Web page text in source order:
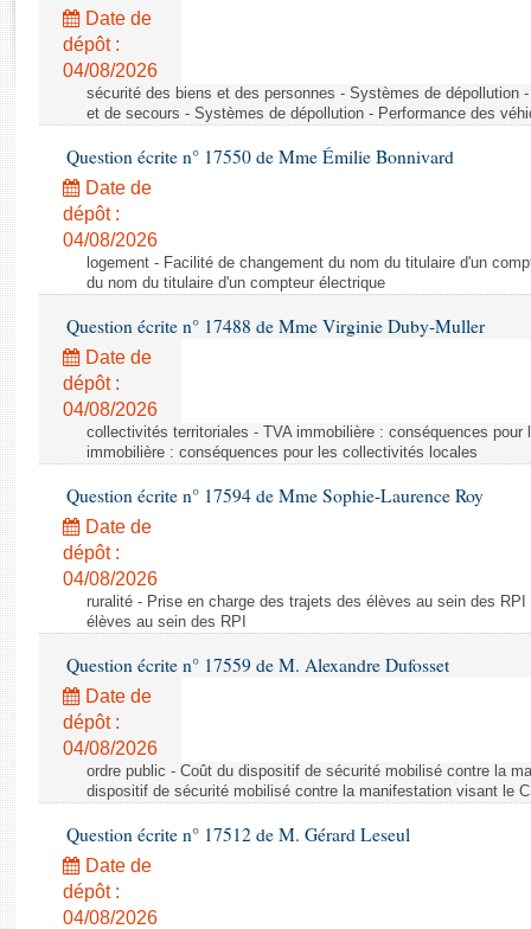
Rapports législatifs
Rapports sur l'application des lois
Baromètre de l’application des lois
Dossiers législatifs
Budget et sécurité sociale
Questions écrites et orales
Comptes rendus des débats
Date de
dépôt :
04/08/2026
sécurité des biens et des personnes - Systèmes de dépollution
et de secours - Systèmes de dépollution - Performance des
Question écrite n° 17550 de Mme Émilie Bonnivard
Date de
dépôt :
04/08/2026
logement - Facilité de changement du nom du titulaire d'un
du nom du titulaire d'un compteur électrique
Question écrite n° 17488 de Mme Virginie Duby-Muller
Date de
dépôt :
04/08/2026
collectivités territoriales - TVA immobilière : conséquences
immobilière : conséquences pour les collectivités locales
Question écrite n° 17594 de Mme Sophie-Laurence Roy
Date de
dépôt :
04/08/2026
ruralité - Prise en charge des trajets des élèves au sein des
élèves au sein des RPI
Question écrite n° 17559 de M. Alexandre Dufosset
Date de
dépôt :
04/08/2026
ordre public - Coût du dispositif de sécurité mobilisé contre la
dispositif de sécurité mobilisé contre la manifestation visant le
Question écrite n° 17512 de M. Gérard Leseul
Date de
dépôt :
04/08/2026